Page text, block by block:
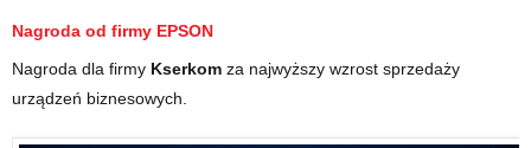
Nagroda od firmy EPSON
Nagroda dla firmy Kserkom za najwyższy wzrost sprzedaży
urządzeń biznesowych.